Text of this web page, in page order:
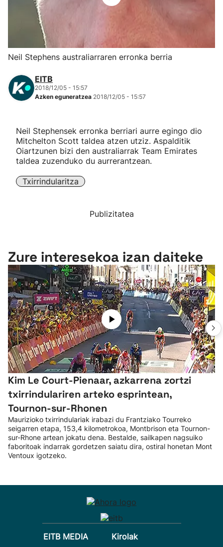
Herri-kirolak
Eskubaloia
Atletismoa
Mendi-lasterketak
Kirol gehiago
"Helmuga"
Neil Stephens australiarraren erronka berria
EITB
2018/12/05 - 15:57
Azken eguneratzea 2018/12/05 - 15:57
Neil Stephensek erronka berriari aurre egingo dio
Mitchelton Scott taldea atzen utziz. Aspalditik
Oiartzunen bizi den australiarrak Team Emirates
taldea zuzenduko du aurrerantzean.
Txirrindularitza
Publizitatea
Zure interesekoa izan daiteke
Kim Le Court-Pienaar, azkarrena zortzi
txirrindulariren arteko esprintean,
Tournon-sur-Rhonen
Maurizioko txirrindulariak irabazi du Frantziako Tourreko
seigarren etapa, 153,4 kilometrokoa, Montbrison eta Tournon-
sur-Rhone artean jokatu dena. Bestalde, sailkapen nagsuiko
faboritoak indarrak gordetzen saiatu dira, ostiral honetan Mont
Ventoux igotzeko.
EITB MEDIA
Kirolak